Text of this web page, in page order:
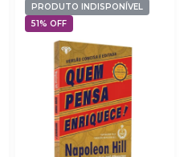
PRODUTO INDISPONÍVEL
51% OFF